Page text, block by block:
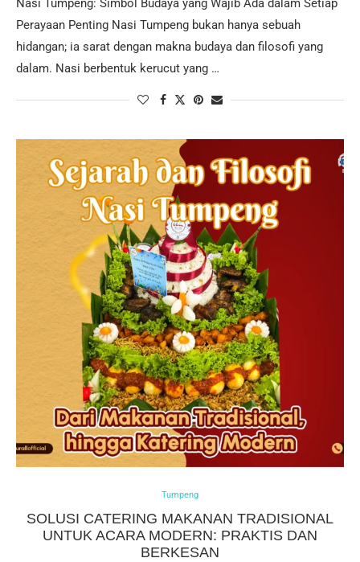
Nasi Tumpeng: Simbol Budaya yang Wajib Ada dalam Setiap
Perayaan Penting Nasi Tumpeng bukan hanya sebuah
hidangan; ia sarat dengan makna budaya dan filosofi yang
dalam. Nasi berbentuk kerucut yang …
Tumpeng
SOLUSI CATERING MAKANAN TRADISIONAL
UNTUK ACARA MODERN: PRAKTIS DAN
BERKESAN